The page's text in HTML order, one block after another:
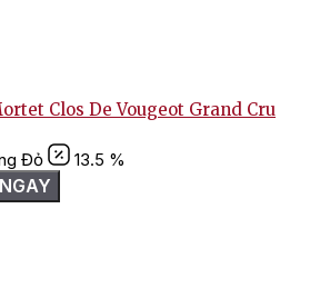
Clos De Vougeot Grand Cru
Đỏ
13.5 %